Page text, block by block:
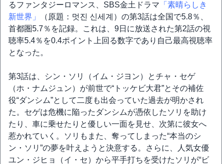
るファンタジーロマンス、SBS金土ドラマ 「素晴らしき
新世界」
（原題：멋진 신세계）の第3話は全国で5.8％、
首都圏5.7％を記録。これは、9日に放送された第2話の視
聴率5.4％を0.4ポイント上回る数字であり自己最高視聴率
となった。
第3話は、シン・ソリ（イム・ジヨン）とチャ・セゲ
（ホ・ナムジュン）が前世で“トッケビ大君”とその補佐
役“ダンシム”として二度も出会っていた過去が明かされ
た。セゲは危機に陥ったダンシムが憑依したソリを助け
たり、車に乗せたりと優しい一面を見せ、次第に彼女へ
惹かれていく。ソリもまた、奪ってしまった“本当のシ
ン・ソリ”の夢を叶えようと決意する。さらに、人気女優
ユン・ジヒョ（イ・セ）から平手打ちを受けたソリが“ビ